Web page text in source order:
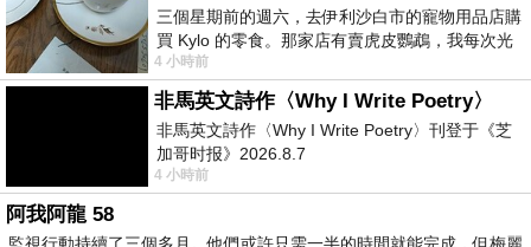
三個星期前的週六，去伊利沙白市的寵物用品店購
買 Kylo 的零食。那家店有賣虎皮鸚鵡，我每次光
顧都會去看一下。他們偶爾會引進 C
4 小時前
非馬英文詩作〈Why I Write Poetry〉
非馬英文詩作〈Why I Write Poetry〉刊登于《芝
加哥时报》2026.8.7
4 小時前
阿我阿龍 58